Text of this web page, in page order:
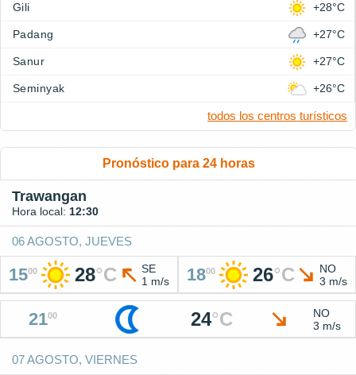
Gili +28°C
Padang +27°C
Sanur +27°C
Seminyak +26°C
todos los centros turísticos
Pronóstico para 24 horas
Trawangan
Hora local: 12:30
06 AGOSTO, JUEVES
1500 28°C
SE
1 m/s
1800 26°C
NO
3 m/s
2100 24°C
NO
3 m/s
07 AGOSTO, VIERNES